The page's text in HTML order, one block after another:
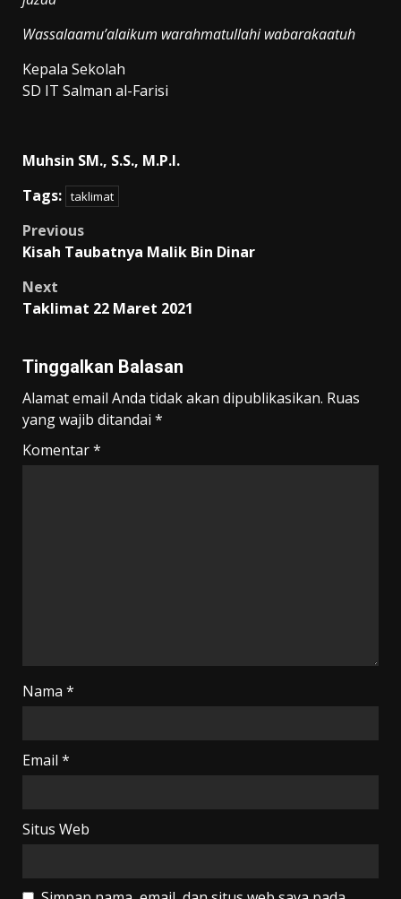
Wassalaamu’alaikum warahmatullahi wabarakaatuh
Kepala Sekolah
SD IT Salman al-Farisi
Muhsin SM., S.S., M.P.I.
Tags: taklimat
Post
navigation
Previous
Kisah Taubatnya Malik Bin Dinar
Next
Taklimat 22 Maret 2021
Tinggalkan Balasan
Alamat email Anda tidak akan dipublikasikan. Ruas
yang wajib ditandai *
Komentar*
Nama *
Email *
Situs Web